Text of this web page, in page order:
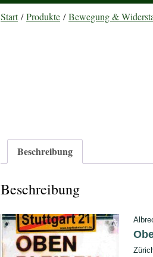
Start/Produkte /Bewegung &
Beschreibung
Beschreibung